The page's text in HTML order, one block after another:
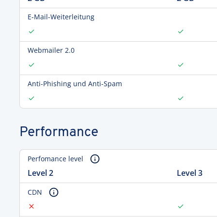
E-Mail-Weiterleitung
Webmailer 2.0
Anti-Phishing und Anti-Spam
Performance
Perfomance level
Level 2 Level 3
CDN